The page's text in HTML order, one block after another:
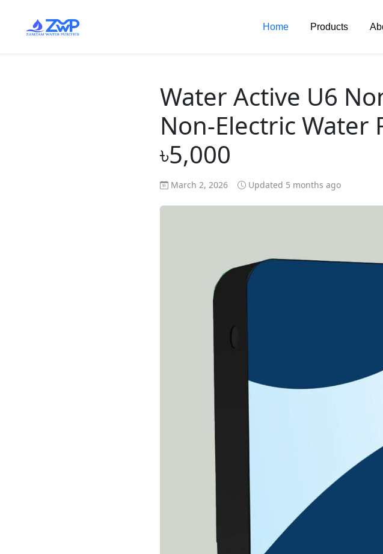
Home Products
Water Active U6
Non-Electric Water
৳5,000
March 2, 2026 Updated 5 months ago